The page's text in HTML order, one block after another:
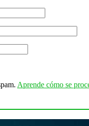
Aprende cómo se